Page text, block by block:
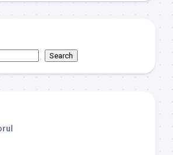
Search